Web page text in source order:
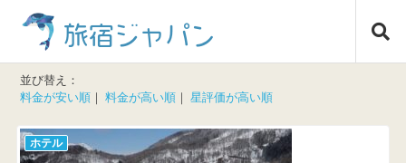
旅宿ジャパン
並び替え：
料金が安い順
｜料金が高い順 ｜星評価が高い順
ホテル